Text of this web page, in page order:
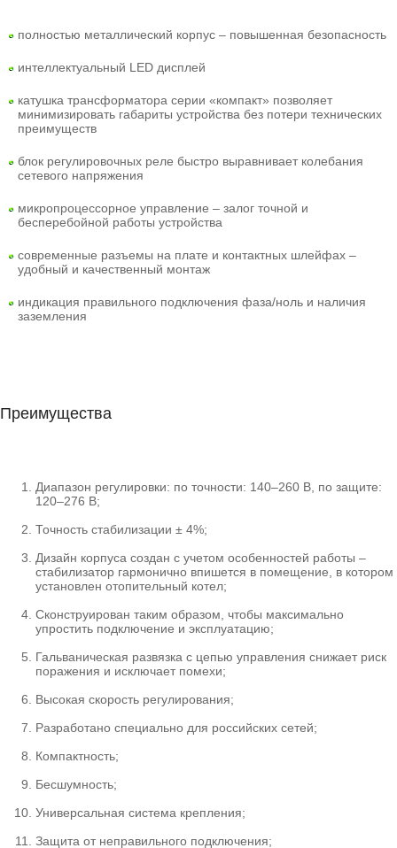
полностью металлический корпус – повышенная безопасность
интеллектуальный LED дисплей
катушка трансформатора серии «компакт» позволяет
минимизировать габариты устройства без потери технических
преимуществ
блок регулировочных реле быстро выравнивает колебания
сетевого напряжения
микропроцессорное управление – залог точной и
бесперебойной работы устройства
современные разъемы на плате и контактных шлейфах –
удобный и качественный монтаж
индикация правильного подключения фаза/ноль и наличия
заземления
Преимущества
Диапазон регулировки: по точности: 140–260 В, по защите:
120–276 В;
Точность стабилизации ± 4%;
Дизайн корпуса создан с учетом особенностей работы –
стабилизатор гармонично впишется в помещение, в котором
установлен отопительный котел;
Сконструирован таким образом, чтобы максимально
упростить подключение и эксплуатацию;
Гальваническая развязка с цепью управления снижает риск
поражения и исключает помехи;
Высокая скорость регулирования;
Разработано специально для российских сетей;
Компактность;
Бесшумность;
Универсальная система крепления;
Защита от неправильного подключения;